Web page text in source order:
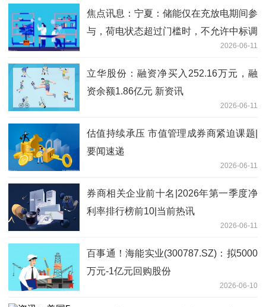
焦点讯息：宁夏：储能仅在充放电期间参
与，荷电状态超过门槛时，不允许中标调
2026-06-11
立华股份：融资净买入252.16万元，融
资余额1.86亿元 新资讯
2026-06-11
估值持续承压 市值管理成券商紧迫课题|
要闻速递
2026-06-11
券商相关企业前十名|2026年第一季度净
利率排行榜前10|当前热讯
2026-06-11
百事通！海能实业(300787.SZ)：拟5000
万元-1亿元回购股份
2026-06-10